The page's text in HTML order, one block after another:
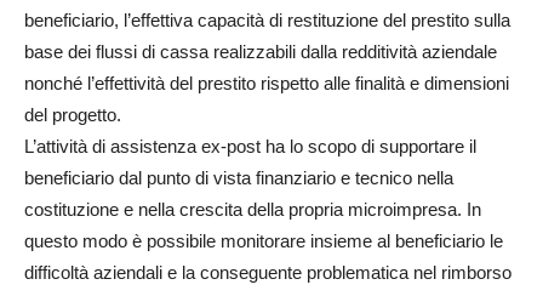
beneficiario, l’effettiva capacità di restituzione del prestito sulla
base dei flussi di cassa realizzabili dalla redditività aziendale
nonché l’effettività del prestito rispetto alle finalità e dimensioni
del progetto.
L’attività di assistenza ex-post ha lo scopo di supportare il
beneficiario dal punto di vista finanziario e tecnico nella
costituzione e nella crescita della propria microimpresa. In
questo modo è possibile monitorare insieme al beneficiario le
difficoltà aziendali e la conseguente problematica nel rimborso